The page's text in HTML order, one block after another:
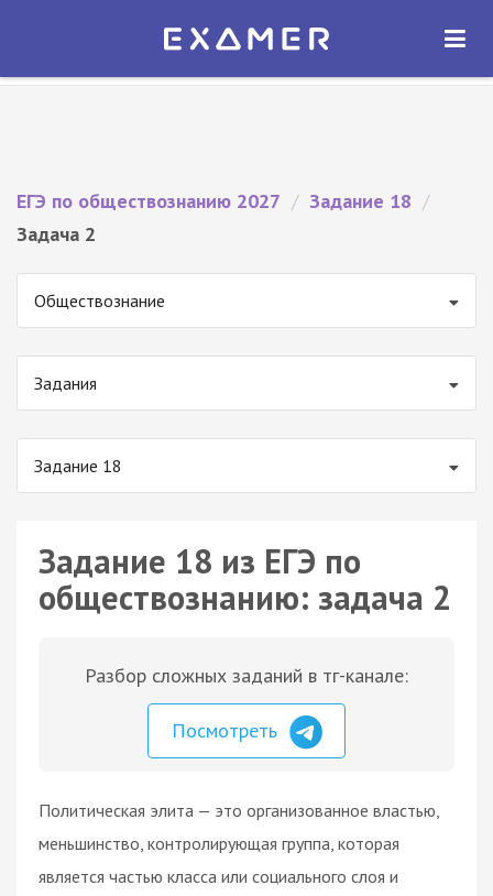
Экзамер — ЕГЭ 2027
ОТКРЫТЬ
ЕГЭ по обществознанию 2027 / Задание 18 /
Задача 2
Обществознание
Задания
Задание 18
Задание 18 из ЕГЭ по
обществознанию: задача 2
Разбор сложных заданий в тг-канале:
Посмотреть
Политическая элита — это организованное властью,
меньшинство, контролирующая группа, которая
является частью класса или социального слоя и